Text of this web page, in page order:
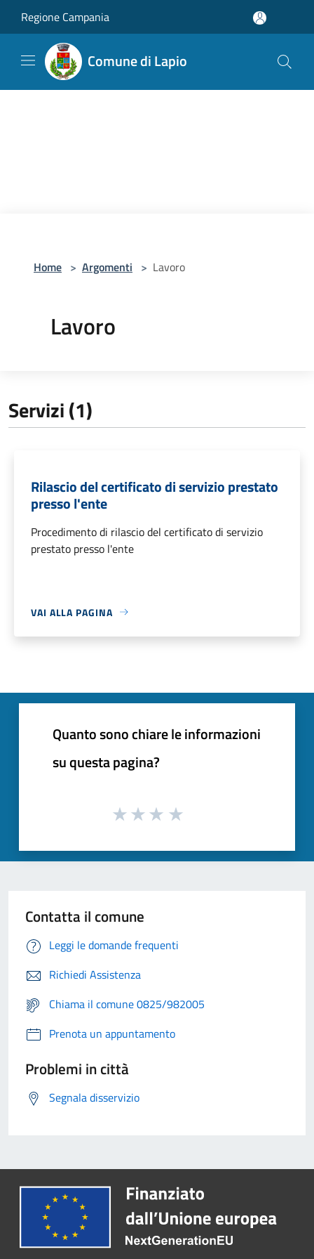
Regione Campania
Comune di Lapio
Home > Argomenti > Lavoro
Lavoro
Servizi (1)
Rilascio del certificato di servizio prestato
presso l'ente
Procedimento di rilascio del certificato di servizio
prestato presso l'ente
VAI ALLA PAGINA
Quanto sono chiare le informazioni
su questa pagina?
Contatta il comune
Leggi le domande frequenti
Richiedi Assistenza
Chiama il comune 0825/982005
Prenota un appuntamento
Problemi in città
Segnala disservizio